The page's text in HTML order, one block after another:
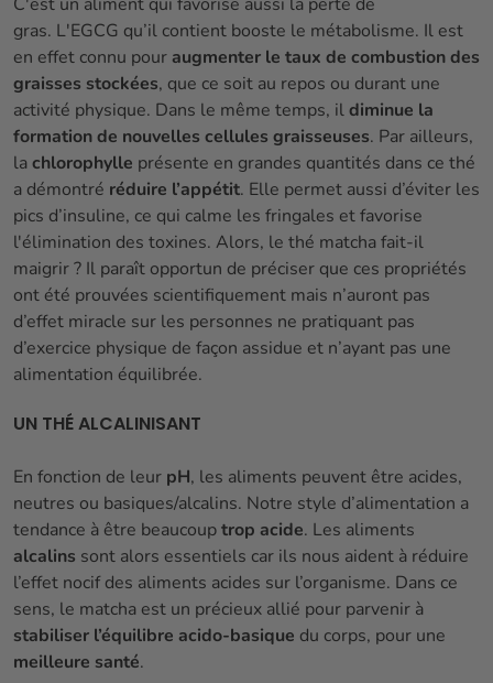
gras. L'EGCG qu’il contient booste le métabolisme. Il est
en effet connu pour augmenter le taux de combustion des
graisses stockées, que ce soit au repos ou durant une
activité physique. Dans le même temps, ildiminue la
formation de nouvelles cellules graisseuses. Par ailleurs,
lachlorophylle présente en grandes quantités dans ce thé
a démontré réduire l’appétit. Elle permet aussi d’éviter les
pics d’insuline, ce qui calme les fringales et favorise
l'élimination des toxines. Alors, le thé matcha fait-il
maigrir ? Il paraît opportun de préciser que ces propriétés
ont été prouvées scientifiquement mais n’auront pas
d’effet miracle sur les personnes ne pratiquant pas
d’exercice physique de façon assidue et n’ayant pas une
alimentation équilibrée.
UN THÉ ALCALINISANT
En fonction de leur pH, les aliments peuvent être acides,
neutres ou basiques/alcalins. Notre style d’alimentation a
tendance à être beaucouptrop acide. Les aliments
alcalins sont alors essentiels car ils nous aident à réduire
l’effet nocif des aliments acides sur l’organisme. Dans ce
sens, le matcha est un précieux allié pour parvenir à
stabiliser l’équilibre acido-basique du corps, pour une
meilleure santé.